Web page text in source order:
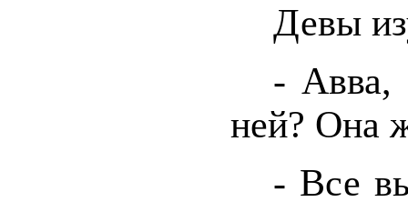
Девы
- Авва,
ней? Она
- Все